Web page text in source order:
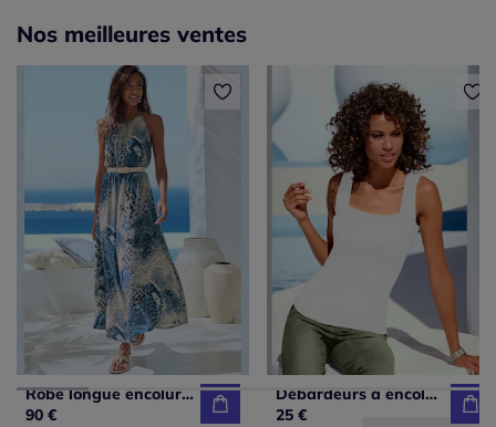
Nos meilleures ventes
Robe longue encolure ronde avec taille élastiquée et imprimé unique
90 €
Débardeurs à encolure carrée basiques faciles à associer
25 €